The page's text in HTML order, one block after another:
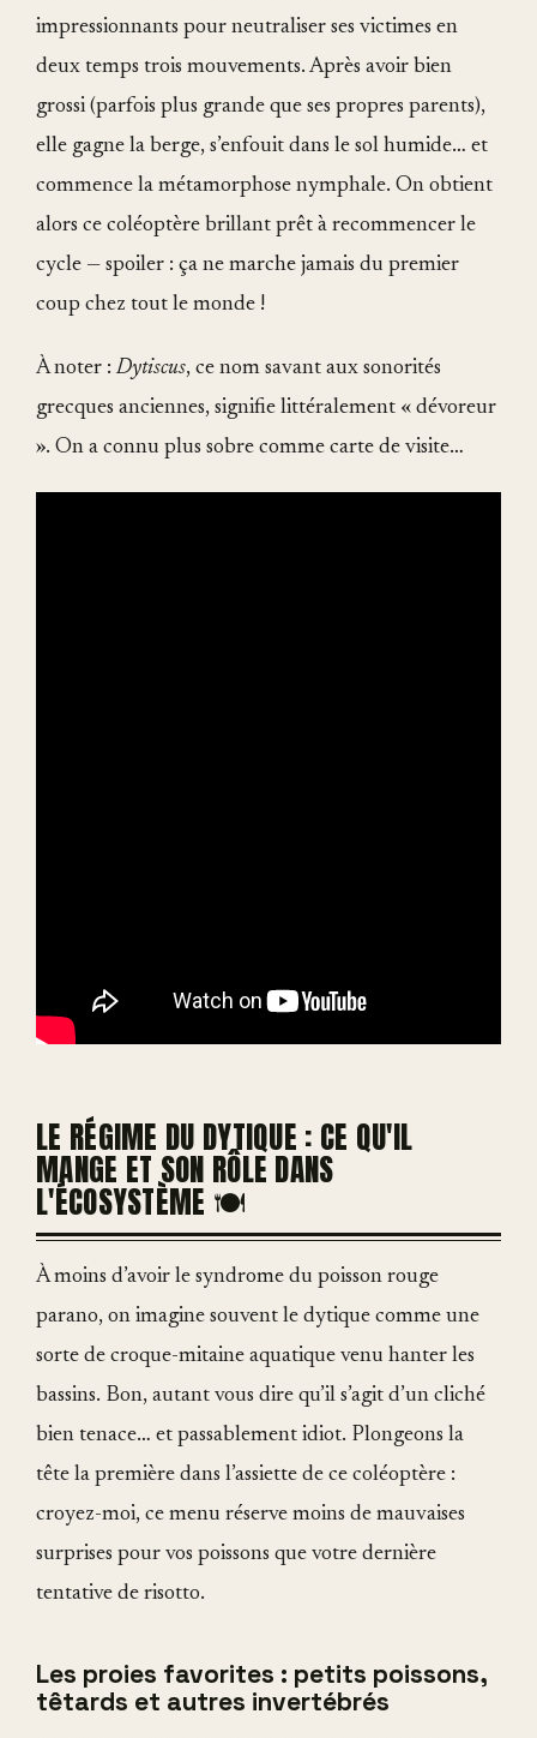
impressionnants pour neutraliser ses victimes en
deux temps trois mouvements. Après avoir bien
grossi (parfois plus grande que ses propres parents),
elle gagne la berge, s’enfouit dans le sol humide… et
commence la métamorphose nymphale. On obtient
alors ce coléoptère brillant prêt à recommencer le
cycle — spoiler : ça ne marche jamais du premier
coup chez tout le monde !
À noter : Dytiscus, ce nom savant aux sonorités
grecques anciennes, signifie littéralement « dévoreur
». On a connu plus sobre comme carte de visite…
LE RÉGIME DU DYTIQUE : CE QU'IL
MANGE ET SON RÔLE DANS
L'ÉCOSYSTÈME 🍽️
À moins d’avoir le syndrome du poisson rouge
parano, on imagine souvent le dytique comme une
sorte de croque-mitaine aquatique venu hanter les
bassins. Bon, autant vous dire qu’il s’agit d’un cliché
bien tenace… et passablement idiot. Plongeons la
tête la première dans l’assiette de ce coléoptère :
croyez-moi, ce menu réserve moins de mauvaises
surprises pour vos poissons que votre dernière
tentative de risotto.
Les proies favorites : petits poissons,
têtards et autres invertébrés